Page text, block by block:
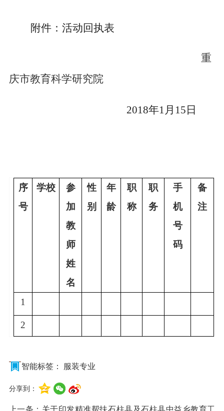
附件：活动回执表
重
庆市教育科学研究院
2018年1 月 15 日
序
号
学校
参
加
教
师
姓
名
性
别
年
龄
职
称
职
务
手
机
号
码
备
注
1
2
智能标签： 服装专业
分享到：